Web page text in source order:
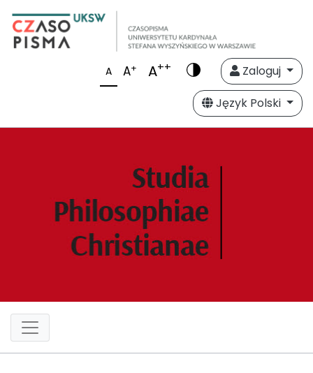
A A+ A++
Zaloguj
Język Polski